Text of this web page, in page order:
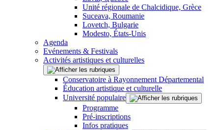
Unité régionale de Chalcidique, Grèce
Suceava, Roumanie
Lovetch, Bulgarie
Modesto, États-Unis
Agenda
Evénements & Festivals
Activités artistiques et culturelles
Conservatoire à Rayonnement Départemental
Éducation artistique et culturelle
Université populaire
Programme
Pré-inscriptions
Infos pratiques